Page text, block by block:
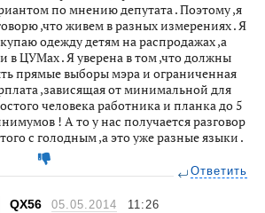
по мнению депутата . Поэтому ,я
,что живем в разных измерениях . Я
одежду детям на распродажах ,а
в ЦУМах . Я уверена в том ,что должны
прямые выборы мэра и ограниченная
,зависящая от минимальной для
человека работника и планка до 5
! А то у нас получается разговор
с голодным ,а это уже разные языки .
Ответить
QX56 05.05.2014 11:26